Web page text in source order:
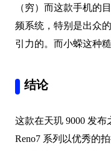
（穷）而这款手机的
频系统，特别是出众
引力的。而小蝾这种
结论
这款在天玑 9000 发
Reno7 系列以优秀的